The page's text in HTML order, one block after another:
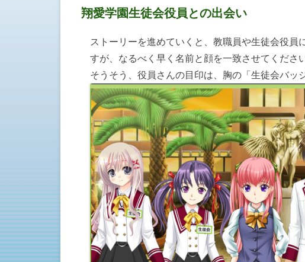
翔愛学園生徒会役員との出会い
ストーリーを進めていくと、教職員や生徒会役員
すが、なるべく早く名前と顔を一致させてくださ
そうそう、役員さんの目印は、胸の「生徒会バッ